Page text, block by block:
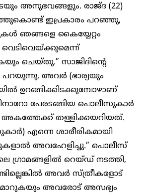
അനുഭവങ്ങളും. രാജ്ദ (22)
ഇപ്രകാരം പറഞ്ഞു,
ഞങ്ങളെ കൈയ്യേറ്റം
ചെയ്തു.” സാജിദിന്റെ
പറയുന്നു, അവർ (ഭാര്യയും
ഉറങ്ങിക്കിടക്കുമ്പോഴാണ്
പേരടങ്ങിയ പൊലീസുകാർ
തള്ളിക്കയറിയത്.
എന്നെ ശാരീരികമായി
അവഹേളിച്ചു.” പൊലീസ്
ഗ്രാമങ്ങളിൽ റെയ്ഡ് നടത്തി,
അവർ സ്ത്രീകളോട്
അവരോട് അസഭ്യം